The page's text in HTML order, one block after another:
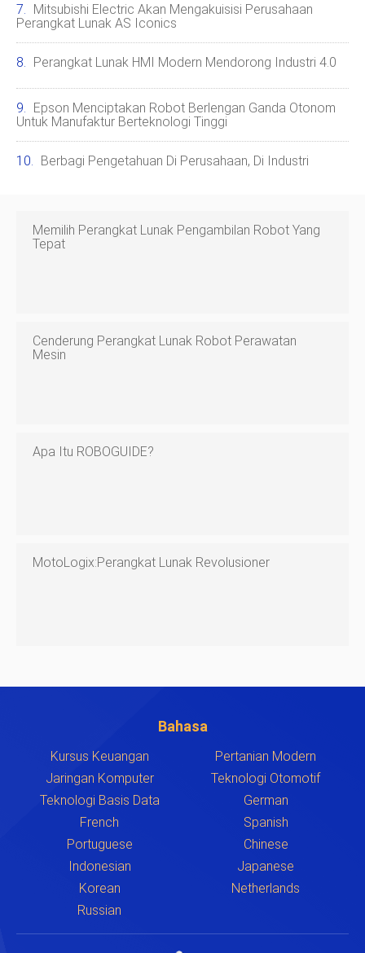
Mitsubishi Electric Akan Mengakuisisi Perusahaan
Perangkat Lunak AS Iconics
Perangkat Lunak HMI Modern Mendorong Industri 4.0
Epson Menciptakan Robot Berlengan Ganda Otonom
Untuk Manufaktur Berteknologi Tinggi
Berbagi Pengetahuan Di Perusahaan, Di Industri
Memilih Perangkat Lunak Pengambilan Robot Yang
Tepat
Cenderung Perangkat Lunak Robot Perawatan
Mesin
Apa Itu ROBOGUIDE?
MotoLogix:Perangkat Lunak Revolusioner
Bahasa
Kursus Keuangan
Pertanian Modern
Jaringan Komputer
Teknologi Otomotif
Teknologi Basis Data
German
French
Spanish
Portuguese
Chinese
Indonesian
Japanese
Korean
Netherlands
Russian